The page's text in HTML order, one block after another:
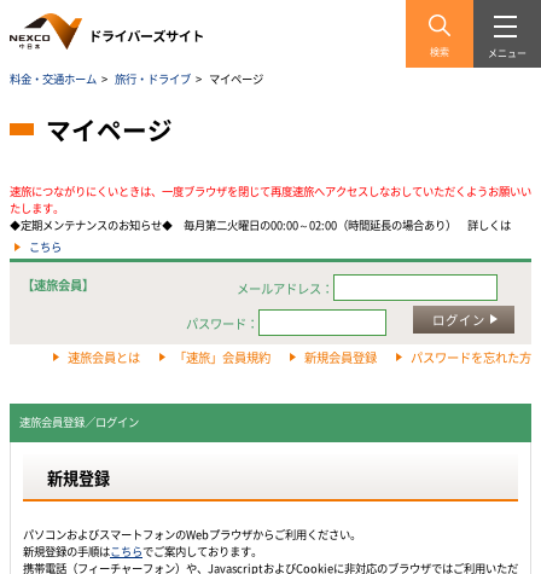
検索 メニュー
料金・交通ホーム > 旅行・ドライブ > マイページ
マイページ
速旅につながりにくいときは、一度ブラウザを閉じて再度速旅へアクセスしなおしていただくようお願いい
たします。
◆定期メンテナンスのお知らせ◆ 毎月第二火曜日の00:00～02:00（時間延長の場合あり） 詳しくは
こちら
【速旅会員】
メールアドレス：
パスワード：
ログイン
速旅会員とは 「速旅」会員規約 新規会員登録 パスワードを忘れた方
速旅会員登録／ログイン
新規登録
パソコンおよびスマートフォンのWebプラウザからご利用ください。
新規登録の手順はこちらでご案内しております。
携帯電話（フィーチャーフォン）や、JavascriptおよびCookieに非対応のブラウザではご利用いただ